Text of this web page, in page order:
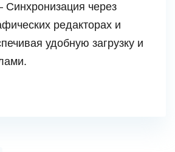
Синхронизация через
редакторах и
удобную загрузку и